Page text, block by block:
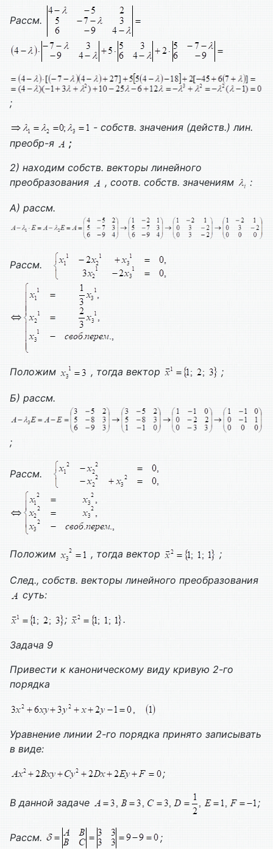
Рассм.
;
- собств. значения (действ.) лин.
преобр-я
;
2) находим собств. векторы линейного
преобразования
, соотв. собств. значениям :
А) рассм.
Рассм.
Положим , тогда вектор ;
Б) рассм.
;
Рассм.
Положим , тогда вектор ;
След., собств. векторы линейного преобразования
суть:
;
.
Задача 9
Привести к каноническому виду кривую 2-го
порядка
Уравнение линии 2-го порядка принято записывать
в виде:
;
В данной задаче ;
Рассм. ;